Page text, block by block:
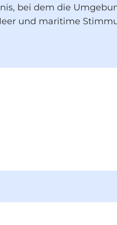
bei dem die
und maritime